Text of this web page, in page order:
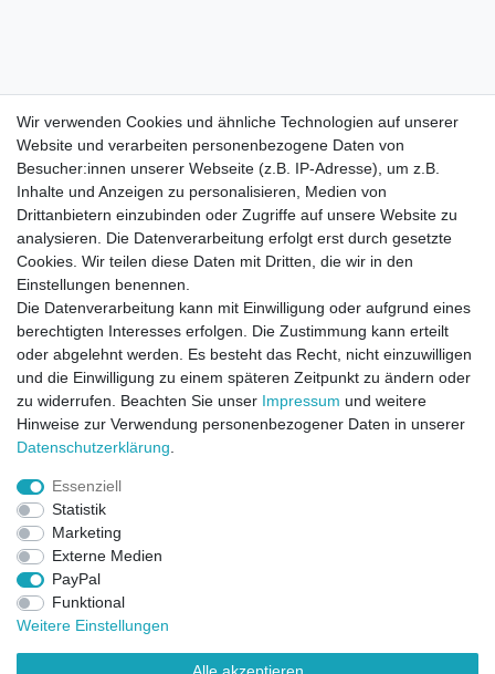
Direktkontakt per Telefon unter 04331 / 4928-910
Wir verwenden Cookies und ähnliche Technologien auf unserer
Website und verarbeiten personenbezogene Daten von
Besucher:innen unserer Webseite (z.B. IP-Adresse), um z.B.
Inhalte und Anzeigen zu personalisieren, Medien von
Drittanbietern einzubinden oder Zugriffe auf unsere Website zu
analysieren. Die Datenverarbeitung erfolgt erst durch gesetzte
Cookies. Wir teilen diese Daten mit Dritten, die wir in den
Einstellungen benennen.
Die Datenverarbeitung kann mit Einwilligung oder aufgrund eines
berechtigten Interesses erfolgen. Die Zustimmung kann erteilt
oder abgelehnt werden. Es besteht das Recht, nicht einzuwilligen
und die Einwilligung zu einem späteren Zeitpunkt zu ändern oder
zu widerrufen. Beachten Sie unser Impressum und weitere
Hinweise zur Verwendung personenbezogener Daten in unserer
Daten­schutz­erklärung
Essenziell
Statistik
Marketing
Externe Medien
PayPal
Funktional
Weitere Einstellungen